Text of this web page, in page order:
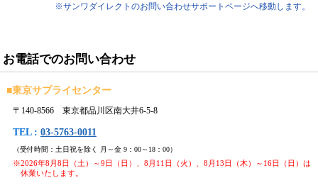
※サンワダイレクトのお問い合わせサポートページへ移動します。
お電話でのお問い合わせ
■東京サプライセンター
〒140-8566 東京都品川区南大井6-5-8
TEL : 03-5763-0011
（受付時間：土日祝を除く 月～金 9：00～18：00）
※2026年8月8日（土）～9日（日）、8月11日（火）、8月13日（木）～16日（日）は
休業いたします。